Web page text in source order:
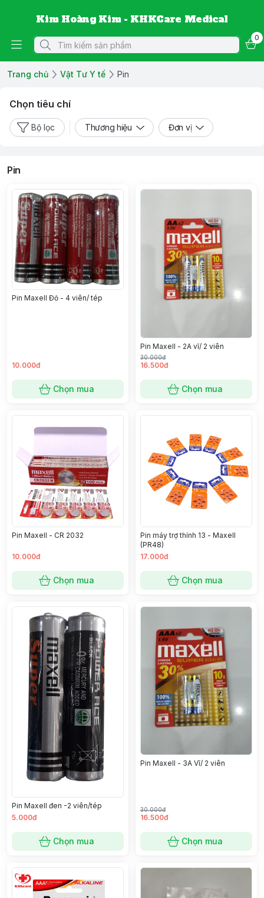
Kim Hoàng Kim - KHKCare Medical
0
Trang chủ Vật Tư Y tế Pin
Chọn tiêu chí
Bộ lọc Thương hiệu Đơn vị
Pin
Pin Maxell Đỏ - 4 viên/ tép
10.000đ
Chọn mua
Pin Maxell - 2A vĩ/ 2 viên
30.000đ
16.500đ
Chọn mua
Pin Maxell - CR 2032
10.000đ
Chọn mua
Pin máy trợ thính 13 - Maxell
(PR48)
17.000đ
Chọn mua
Pin Maxell đen -2 viên/tép
5.000đ
Chọn mua
Pin Maxell - 3A Vĩ/ 2 viên
30.000đ
16.500đ
Chọn mua